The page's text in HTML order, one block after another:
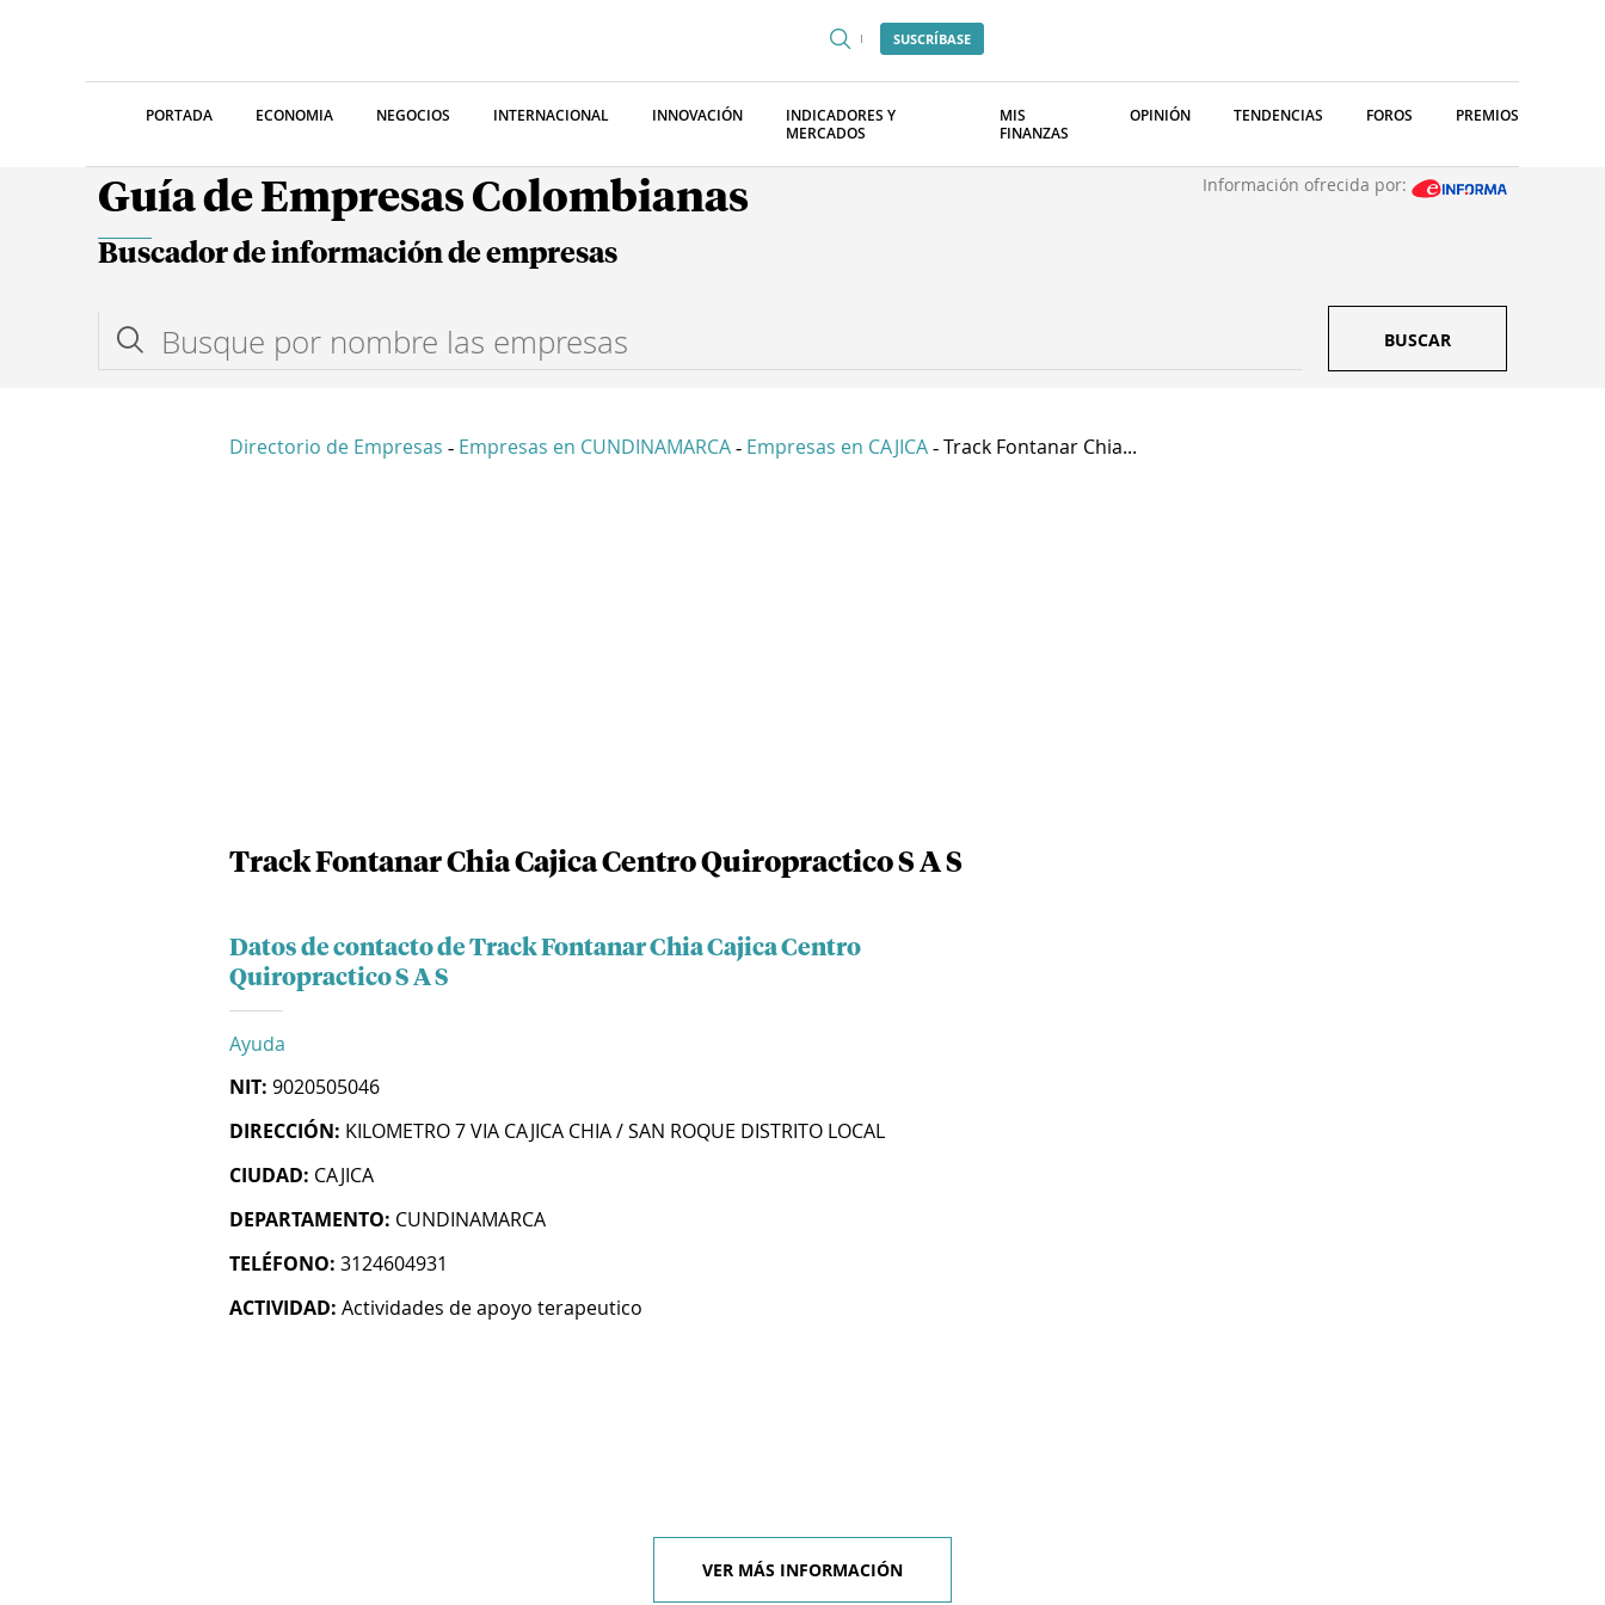
SUSCRÍBASE
PORTADA ECONOMIA NEGOCIOS INTERNACIONAL INNOVACIÓN
INDICADORES Y
MERCADOS
MIS
FINANZAS
OPINIÓN TENDENCIAS FOROS PREMIOS
Guía de Empresas Colombianas Información ofrecida por:
Buscador de información de empresas
BUSCAR
Directorio de Empresas - Empresas en CUNDINAMARCA - Empresas en CAJICA - Track Fontanar Chia...
Track Fontanar Chia Cajica Centro Quiropractico S A S
Datos de contacto de Track Fontanar Chia Cajica Centro
Quiropractico S A S
Ayuda
NIT: 9020505046
DIRECCIÓN: KILOMETRO 7 VIA CAJICA CHIA / SAN ROQUE DISTRITO LOCAL
CIUDAD: CAJICA
DEPARTAMENTO: CUNDINAMARCA
TELÉFONO: 3124604931
ACTIVIDAD: Actividades de apoyo terapeutico
VER MÁS INFORMACIÓN